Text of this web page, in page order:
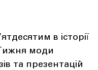
в історії
моди
та презентацій